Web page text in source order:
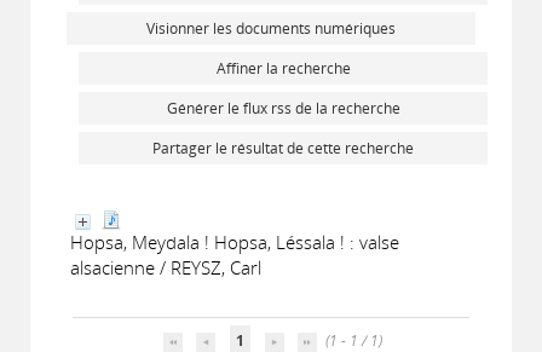
Visionner les documents numériques
Affiner la recherche
Générer le flux rss de la recherche
Partager le résultat de cette recherche
Hopsa, Meydala ! Hopsa, Léssala ! : valse
alsacienne / REYSZ, Carl
1
(1 - 1 / 1)